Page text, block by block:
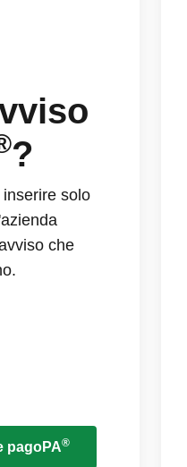
?
solo
che
pagoPA®